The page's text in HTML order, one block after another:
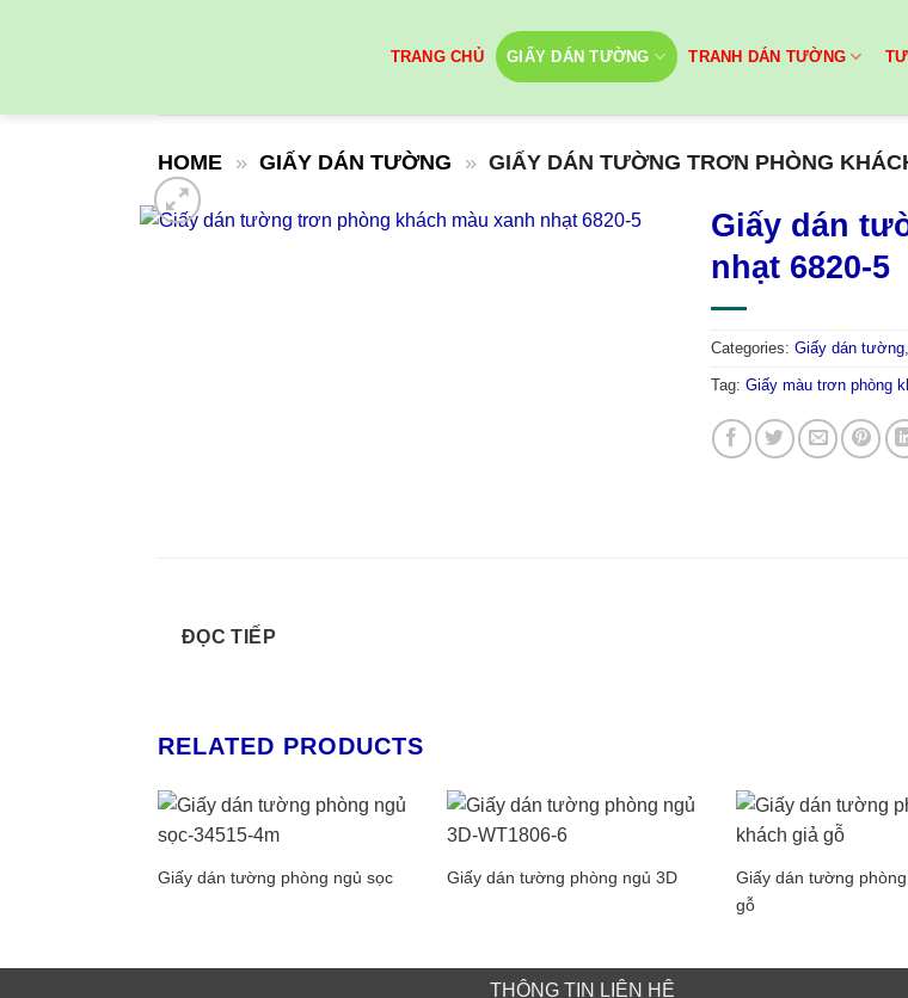
TRANG CHỦ GIẤY DÁN TƯỜNG TRANH DÁN TƯỜNG
HOME » GIẤY DÁN TƯỜNG » GIẤY DÁN TƯỜNG TRƠN PHÒNG
Giấy dán
nhạt 6820-5
Categories: Giấy dán tường,
Tag: Giấy màu trơn phòng
ĐỌC TIẾP
RELATED PRODUCTS
Giấy dán tường phòng ngủ sọc Giấy dán tường phòng ngủ 3D
Giấy dán tường
gỗ
THÔNG TIN LIÊN HỆ